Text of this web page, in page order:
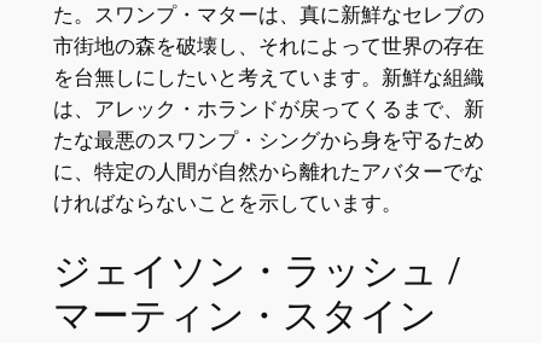
た。スワンプ・マターは、真に新鮮なセレブの
市街地の森を破壊し、それによって世界の存在
を台無しにしたいと考えています。新鮮な組織
は、アレック・ホランドが戻ってくるまで、新
たな最悪のスワンプ・シングから身を守るため
に、特定の人間が自然から離れたアバターでな
ければならないことを示しています。
ジェイソン・ラッシュ /
マーティン・スタイン